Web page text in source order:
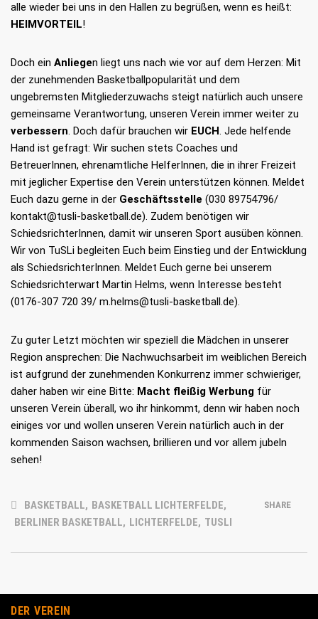
alle wieder bei uns in den Hallen zu begrüßen, wenn es heißt:
HEIMVORTEIL!
Doch ein Anliegen liegt uns nach wie vor auf dem Herzen: Mit
der zunehmenden Basketballpopularität und dem
ungebremsten Mitgliederzuwachs steigt natürlich auch unsere
gemeinsame Verantwortung, unseren Verein immer weiter zu
verbessern. Doch dafür brauchen wir EUCH. Jede helfende
Hand ist gefragt: Wir suchen stets Coaches und
BetreuerInnen, ehrenamtliche HelferInnen, die in ihrer Freizeit
mit jeglicher Expertise den Verein unterstützen können. Meldet
Euch dazu gerne in der Geschäftsstelle (030 89754796/
kontakt@tusli-basketball.de). Zudem benötigen wir
SchiedsrichterInnen, damit wir unseren Sport ausüben können.
Wir von TuSLi begleiten Euch beim Einstieg und der Entwicklung
als SchiedsrichterInnen. Meldet Euch gerne bei unserem
Schiedsrichterwart Martin Helms, wenn Interesse besteht
(0176-307 720 39/ m.helms@tusli-basketball.de).
Zu guter Letzt möchten wir speziell die Mädchen in unserer
Region ansprechen: Die Nachwuchsarbeit im weiblichen Bereich
ist aufgrund der zunehmenden Konkurrenz immer schwieriger,
daher haben wir eine Bitte: Macht fleißig Werbung für
unseren Verein überall, wo ihr hinkommt, denn wir haben noch
einiges vor und wollen unseren Verein natürlich auch in der
kommenden Saison wachsen, brillieren und vor allem jubeln
sehen!
BASKETBALL, BASKETBALL LICHTERFELDE,
BERLINER BASKETBALL, LICHTERFELDE, TUSLI
SHARE
DER VEREIN